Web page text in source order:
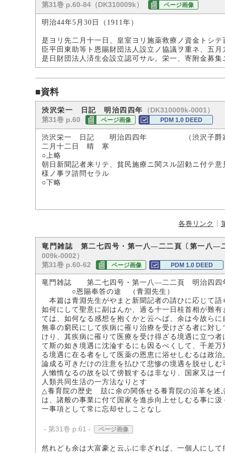
第31巻 p.60-84（DK310009k） ページ画像
明治44年5月30日（1911年）
是ヨリ先二月十一日、皇室ヨリ施薬救療ノ資金トシ
臣平田東助等ト恩賜財団法人設立ノ協議ヲ重ネ、五
是日財団法人済生会設立認可サル。栄一、寄附金募
■資料
渋沢栄一 日記 明治四四年
（DK310009k-0001）
第31巻 p.60
ページ画像 PDM 1.0 DEED
渋沢栄一 日記 明治四四年 （渋沢子爵家
二月十二日 晴 寒
○上略
朝日新聞記者来リテ、貧民施療ニ関スル詔勅ニ付テ
様ノ事ヲ諮問セラル
○下略
各巻リンク
竜門雑誌 第二七四号・第一八―二二頁〔第一八
009k-0002）
第31巻 p.60-62
ページ画像 PDM 1.0 DEED
竜門雑誌 第二七四号・第一八―二二頁 明治四四
○恩賜奉答の途 （青淵先生）
本篇は青淵先生がやまと新聞記者の請ひに応じて
如何にして聖意に副はんか、過る十一日桂首相が難
ては、如何なる感想を抱くかと云へば、余は今故ら
無辜の窮民にして疾病に罹り治療を受けざる者に対
けり、其疾病に罹りて医療を受け得ざる境遇に立つ
て斯の如き境遇に沈淪するにも因るべくして、千差
る境遇に在る者をして医薬の恩恵に浴せしむるは政
論成る可きだけの注意を払ひて悲惨の境遇を脱せし
人懶惰なるの故を以て傍観するは非なり、国家又は
人類共同生活の一方法なりとす
△養育院の歴史 玆に余の関係せる養育院の沿革を述
は、諸般の事業に付て国家を進歩向上せしむる事に
一事項として常に忘却せしことなし
- 第31巻 p.61 - ページ画像
然れども余は大富豪と云ふに非ざれば、一個人にし